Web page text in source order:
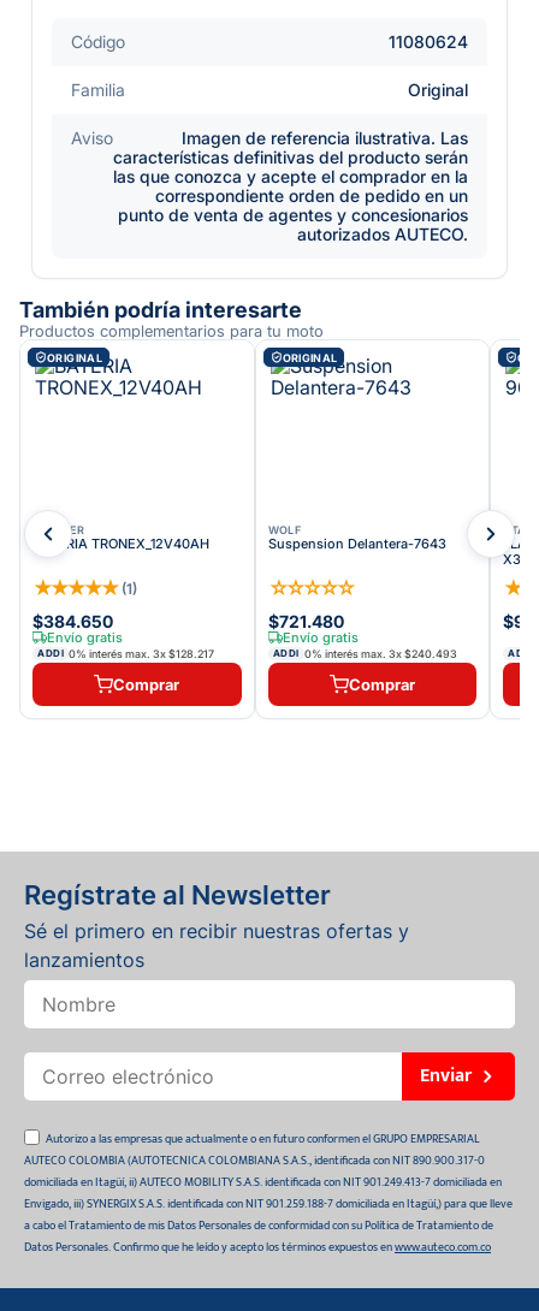
Código 11080624
Familia Original
Aviso
Imagen de referencia ilustrativa. Las
características definitivas del producto serán
las que conozca y acepte el comprador en la
correspondiente orden de pedido en un
punto de venta de agentes y concesionarios
autorizados AUTECO.
También podría interesarte
Productos complementarios para tu moto
ORIGINAL
STARKER
BATERIA TRONEX_12V40AH
★★★★★ (1)
$384.650
Envío gratis
ADDI 0% interés max.3x$128.217
Comprar
ORIGINAL
WOLF
Suspension Delantera-7643
☆☆☆☆☆
$721.480
Envío gratis
ADDI 0% interés max. 3x$240.493
Comprar
★
ADDI
Regístrate al Newsletter
Sé el primero en recibir nuestras ofertas y
lanzamientos
Enviar
Autorizo a las empresas que actualmente o en futuro conformen el GRUPO EMPRESARIAL
AUTECO COLOMBIA (AUTOTECNICA COLOMBIANA S.A.S., identificada con NIT 890.900.317-0
domiciliada en Itagüí, ii) AUTECO MOBILITY S.A.S. identificada con NIT 901.249.413-7 domiciliada en
Envigado, iii) SYNERGIX S.A.S. identificada con NIT 901.259.188-7 domiciliada en Itagüí,) para que lleve
a cabo el Tratamiento de mis Datos Personales de conformidad con su Política de Tratamiento de
Datos Personales. Confirmo que he leído y acepto los términos expuestos enwww.auteco.com.co